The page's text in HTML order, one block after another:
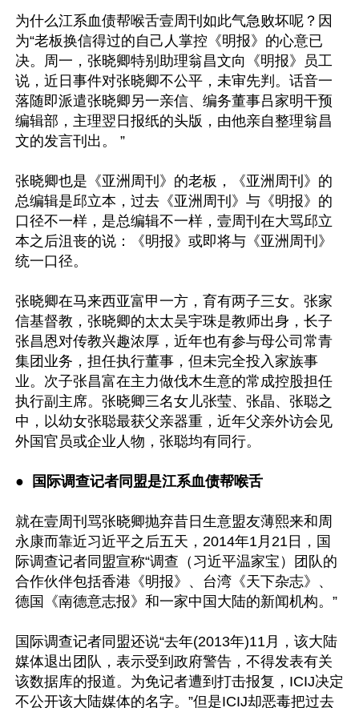
为什么江系血债帮喉舌壹周刊如此气急败坏呢？因
为“老板换信得过的自己人掌控《明报》的心意已
决。周一，张晓卿特别助理翁昌文向《明报》员工
说，近日事件对张晓卿不公平，未审先判。话音一
落随即派遣张晓卿另一亲信、编务董事吕家明干预
编辑部，主理翌日报纸的头版，由他亲自整理翁昌
文的发言刊出。 ”
张晓卿也是《亚洲周刊》的老板，《亚洲周刊》的
总编辑是邱立本，过去《亚洲周刊》与《明报》的
口径不一样，是总编辑不一样，壹周刊在大骂邱立
本之后沮丧的说：《明报》或即将与《亚洲周刊》
统一口径。
张晓卿在马来西亚富甲一方，育有两子三女。张家
信基督教，张晓卿的太太吴宇珠是教师出身，长子
张昌恩对传教兴趣浓厚，近年也有参与母公司常青
集团业务，担任执行董事，但未完全投入家族事
业。次子张昌富在主力做伐木生意的常成控股担任
执行副主席。张晓卿三名女儿张莹、张晶、张聪之
中，以幼女张聪最获父亲器重，近年父亲外访会见
外国官员或企业人物，张聪均有同行。
● 国际调查记者同盟是江系血债帮喉舌
就在壹周刊骂张晓卿抛弃昔日生意盟友薄熙来和周
永康而靠近习近平之后五天，2014年1月21日，国
际调查记者同盟宣称“调查（习近平温家宝）团队的
合作伙伴包括香港《明报》、台湾《天下杂志》、
德国《南德意志报》和一家中国大陆的新闻机构。”
国际调查记者同盟还说“去年(2013年)11月，该大陆
媒体退出团队，表示受到政府警告，不得发表有关
该数据库的报道。为免记者遭到打击报复，ICIJ决定
不公开该大陆媒体的名字。”但是ICIJ却恶毒把过去